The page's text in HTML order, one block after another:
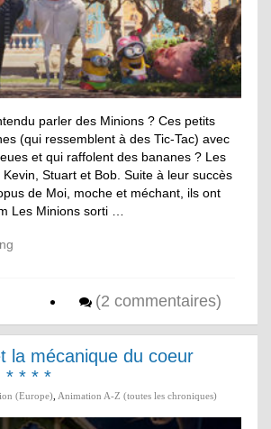
parler des Minions ? Ces petits
(qui ressemblent à des Tic-Tac) avec
et qui raffolent des bananes ? Les
Stuart et Bob. Suite à leur succès
de Moi, moche et méchant, ils ont
Les Minions sorti …
(2 commentaires)
la mécanique du coeur
* * * *
(Europe) Animation A-Z (toutes les chroniques)